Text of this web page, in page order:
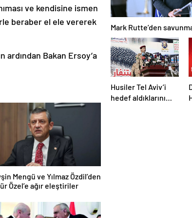
ve kendisine ismen
beraber el ele vererek
ardından Bakan Ersoy’a
Mengü ve Yılmaz Özdil’den
Özel’e ağır eleştiriler
Mark Rutte’den
Husiler Tel Aviv’i
hedef aldıklarını